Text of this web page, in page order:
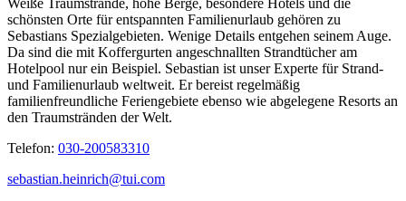
Weiße Traumstrände, hohe Berge, besondere Hotels und die
schönsten Orte für entspannten Familienurlaub gehören zu
Sebastians Spezialgebieten. Wenige Details entgehen seinem Auge.
Da sind die mit Koffergurten angeschnallten Strandtücher am
Hotelpool nur ein Beispiel. Sebastian ist unser Experte für Strand-
und Familienurlaub weltweit. Er bereist regelmäßig
familienfreundliche Feriengebiete ebenso wie abgelegene Resorts an
den Traumstränden der Welt.
Telefon: 030-200583310
sebastian.heinrich@tui.com